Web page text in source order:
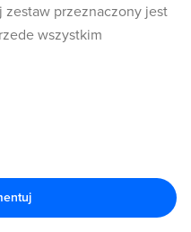
zestaw przeznaczony jest
wszystkim